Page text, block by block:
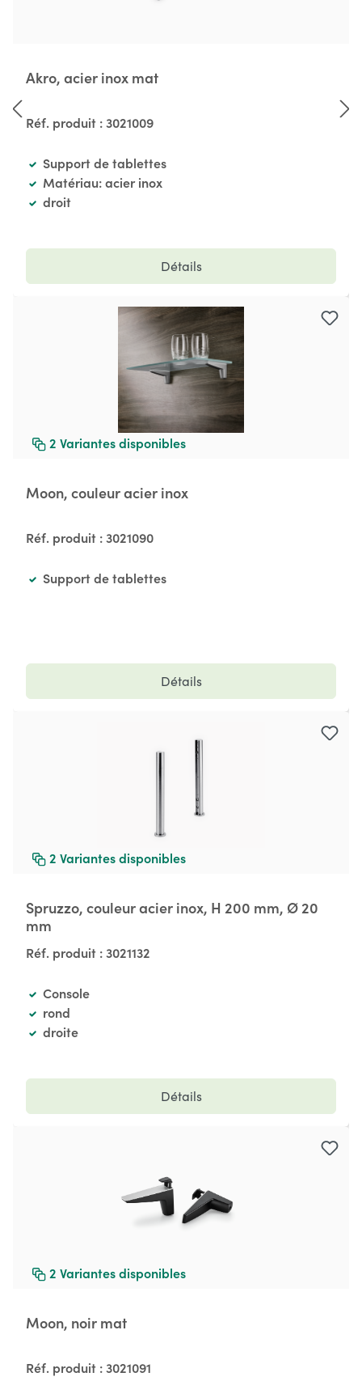
Akro, acier inox mat
Réf. produit :3021009
Support de tablettes
Matériau: acier inox
droit
Détails
2 Variantes disponibles
Moon, couleur acier inox
Réf. produit :3021090
Support de tablettes
Détails
2 Variantes disponibles
Spruzzo, couleur acier inox, H 200 mm, Ø 20
mm
Réf. produit :3021132
Console
rond
droite
Détails
2 Variantes disponibles
Moon, noir mat
Réf. produit :3021091